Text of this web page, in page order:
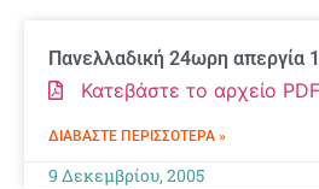
Πανελλαδική 24ωρη απεργία
Κατεβάστε το αρχείο PDF
ΔΙΑΒΆΣΤΕ ΠΕΡΙΣΣΌΤΕΡΑ »
9 Δεκεμβρίου, 2005